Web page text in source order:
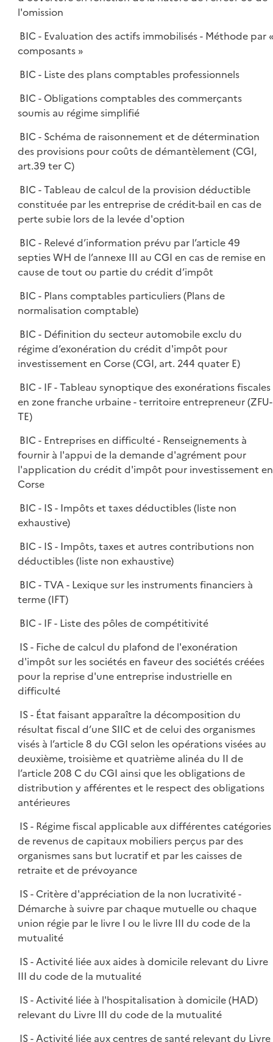
l'omission
BIC - Evaluation des actifs immobilisés - Méthode par
composants »
BIC - Liste des plans comptables professionnels
BIC - Obligations comptables des commerçants
soumis au régime simplifié
BIC - Schéma de raisonnement et de détermination
des provisions pour coûts de démantèlement (CGI,
art.39 ter C)
BIC - Tableau de calcul de la provision déductible
constituée par les entreprise de crédit-bail en cas de
perte subie lors de la levée d'option
BIC - Relevé d’information prévu par l’article 49
septies WH de l’annexe III au CGI en cas de remise en
cause de tout ou partie du crédit d’impôt
BIC - Plans comptables particuliers (Plans de
normalisation comptable)
BIC - Définition du secteur automobile exclu du
régime d’exonération du crédit d'impôt pour
investissement en Corse (CGI, art. 244 quater E)
BIC - IF - Tableau synoptique des exonérations fiscales
en zone franche urbaine - territoire entrepreneur (ZFU-
TE)
BIC - Entreprises en difficulté - Renseignements à
fournir à l'appui de la demande d'agrément pour
l'application du crédit d'impôt pour investissement en
Corse
BIC - IS - Impôts et taxes déductibles (liste non
exhaustive)
BIC - IS - Impôts, taxes et autres contributions non
déductibles (liste non exhaustive)
BIC - TVA - Lexique sur les instruments financiers à
terme (IFT)
BIC - IF - Liste des pôles de compétitivité
IS - Fiche de calcul du plafond de l'exonération
d'impôt sur les sociétés en faveur des sociétés créées
pour la reprise d'une entreprise industrielle en
difficulté
IS - État faisant apparaître la décomposition du
résultat fiscal d’une SIIC et de celui des organismes
visés à l’article 8 du CGI selon les opérations visées au
deuxième, troisième et quatrième alinéa du II de
l’article 208 C du CGI ainsi que les obligations de
distribution y afférentes et le respect des obligations
antérieures
IS - Régime fiscal applicable aux différentes catégories
de revenus de capitaux mobiliers perçus par des
organismes sans but lucratif et par les caisses de
retraite et de prévoyance
IS - Critère d'appréciation de la non lucrativité -
Démarche à suivre par chaque mutuelle ou chaque
union régie par le livre I ou le livre III du code de la
mutualité
IS - Activité liée aux aides à domicile relevant du Livre
III du code de la mutualité
IS - Activité liée à l'hospitalisation à domicile (HAD)
relevant du Livre III du code de la mutualité
IS - Activité liée aux centres de santé relevant du Livre